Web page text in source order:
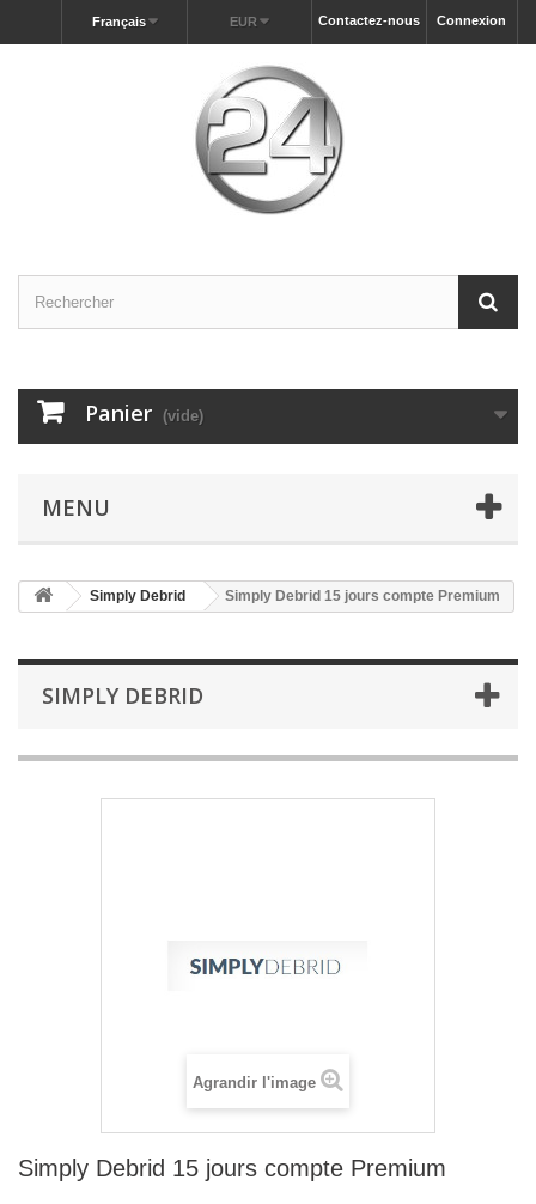
Connexion
Contactez-nous
EUR
Français
Panier (vide)
MENU
Simply Debrid Simply Debrid 15 jours compte Premium
SIMPLY DEBRID
Agrandir l'image
Simply Debrid 15 jours compte Premium